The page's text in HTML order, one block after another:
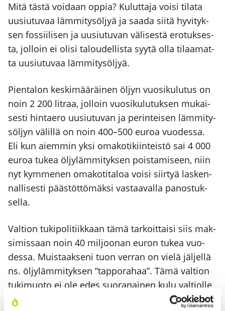
Mitä täs­tä voi­daan oppia? Kulut­ta­ja voi­si tila­ta
uusiu­tu­vaa läm­mi­ty­söl­jyä ja saa­da sii­tä hyvi­tyk­
sen fos­sii­li­sen ja uusiu­tu­van väli­ses­tä ero­tuk­ses­
ta, jol­loin ei oli­si talou­del­lis­ta syy­tä olla tilaa­mat­
ta uusiu­tu­vaa läm­mi­ty­söl­jyä.
Pien­ta­lon kes­ki­mää­räi­nen öljyn vuo­si­ku­lu­tus on
noin 2 200 lit­raa, jol­loin vuo­si­ku­lu­tuk­sen mukai­
ses­ti hin­tae­ro uusiu­tu­van ja perin­tei­sen läm­mi­ty­
söl­jyn välil­lä on noin 400–500 euroa vuo­des­sa.
Eli kun aiem­min yksi oma­ko­ti­kiin­teis­tö sai 4 000
euroa tukea öljy­läm­mi­tyk­sen pois­ta­mi­seen, niin
nyt kym­me­nen oma­ko­ti­ta­loa voi­si siir­tyä las­ken­
nal­li­ses­ti pääs­töt­tö­mäk­si vas­taa­val­la panos­tuk­
sel­la.
Val­tion tuki­po­li­tiik­kaan tämä tar­koit­tai­si siis mak­
si­mis­saan noin 40 mil­joo­nan euron tukea vuo­
des­sa. Muis­taak­se­ni tuon ver­ran on vie­lä jäl­jel­lä
ns. öljy­läm­mi­tyk­sen ”tap­po­ra­haa”. Tämä val­tion
tuki­muo­to ei ole edes suo­ra­nai­nen kulu val­tiol­le,
sil­lä myös uusi­tu­vas­ta läm­mi­ty­söl­jys­tä mak­se­